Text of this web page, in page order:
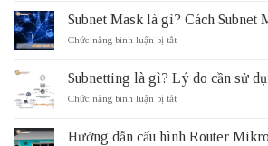
gì?
Vai
lợi
của
thống
Subnet Mask là gì? Cách Subnet
Chức năng bình luận bị tắtở
là
Mask
Subnetting là gì? Lý do cần sử
Chức năng bình luận bị tắtở
gì?
Hướng dẫn cấu hình Router